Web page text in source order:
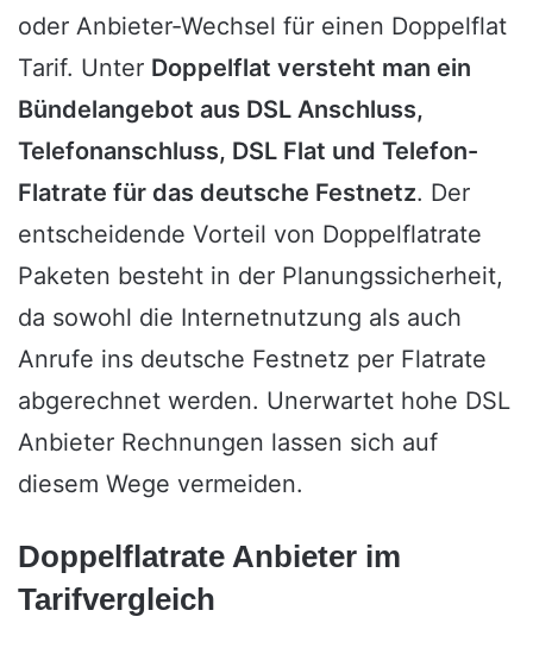
oder Anbieter-Wechsel für einen Doppelflat
Tarif. Unter Doppelflat versteht man ein
Bündelangebot aus DSL Anschluss,
Telefonanschluss, DSL Flat und Telefon-
Flatrate für das deutsche Festnetz. Der
entscheidende Vorteil von Doppelflatrate
Paketen besteht in der Planungssicherheit,
da sowohl die Internetnutzung als auch
Anrufe ins deutsche Festnetz per Flatrate
abgerechnet werden. Unerwartet hohe DSL
Anbieter Rechnungen lassen sich auf
diesem Wege vermeiden.
Doppelflatrate Anbieter im
Tarifvergleich